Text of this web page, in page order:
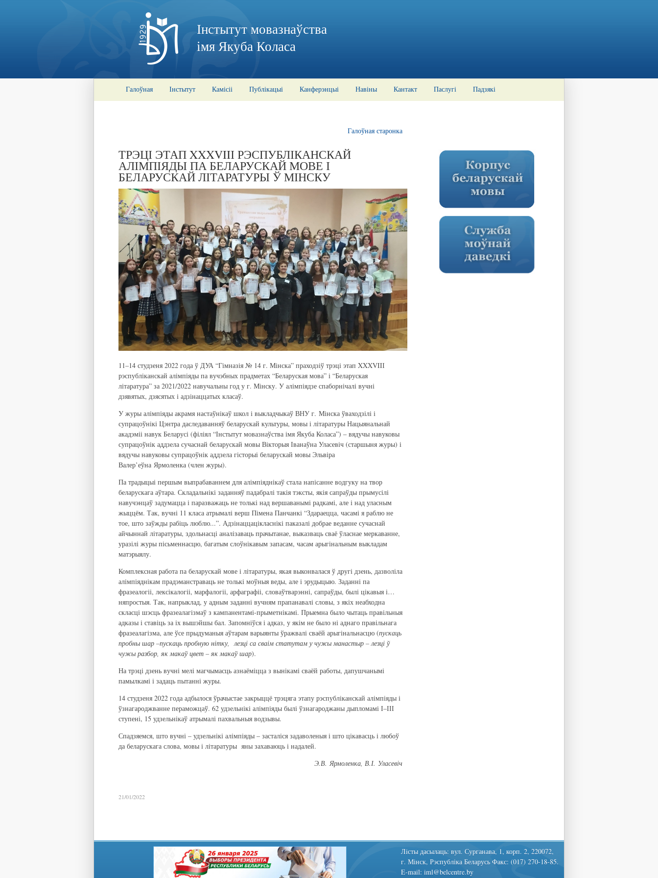
Інстытут мовазнаўства
імя Якуба Коласа
Галоўная Інстытут Камісіі Публікацыі Канферэнцыі Навіны Кантакт Паслугі Падзякі
Галоўная старонка
ТРЭЦІ ЭТАП XXXVIIІ РЭСПУБЛІКАНСКАЙ
АЛІМПІЯДЫ ПА БЕЛАРУСКАЙ МОВЕ І
БЕЛАРУСКАЙ ЛІТАРАТУРЫ Ў МІНСКУ
11–14 студзеня 2022 года ў ДУА “Гімназія № 14 г. Мінска” праходзіў трэці этап XXXVIIІ
рэспубліканскай алімпіяды па вучэбных прадметах “Беларуская мова” і “Беларуская
літаратура” за 2021/2022 навучальны год у г. Мінску. У алімпіядзе спаборнічалі вучні
дзявятых, дзясятых і адзінаццатых класаў.
У журы алімпіяды акрамя настаўнікаў школ і выкладчыкаў ВНУ г. Мінска ўваходзілі і
супрацоўнікі Цэнтра даследаванняў беларускай культуры, мовы і літаратуры Нацыянальнай
акадэміі навук Беларусі (філіял “Інстытут мовазнаўства імя Якуба Коласа”) – вядучы навуковы
супрацоўнік аддзела сучаснай беларускай мовы Вікторыя Іванаўна Уласевіч (старшыня журы) і
вядучы навуковы супрацоўнік аддзела гісторыі беларускай мовы Эльвіра
Валер’еўна Ярмоленка (член журы).
Па традыцыі першым выпрабаваннем для алімпіяднікаў стала напісанне водгуку на твор
беларускага аўтара. Складальнікі заданняў падабралі такія тэксты, якія сапраўды прымусілі
навучэнцаў задумацца і паразважаць не толькі над вершаванымі радкамі, але і над уласным
жыццём. Так, вучні 11 класа атрымалі верш Пімена Панчанкі “Здараецца, часамі я раблю не
тое, што заўжды рабіць люблю...”. Адзінаццацікласнікі паказалі добрае веданне сучаснай
айчыннай літаратуры, здольнасці аналізаваць прачытанае, выказваць сваё ўласнае меркаванне,
уразілі журы пісьменнасцю, багатым слоўнікавым запасам, часам арыгінальным выкладам
матэрыялу.
Комплексная работа па беларускай мове і літаратуры, якая выконвалася ў другі дзень, дазволіла
алімпіяднікам прадэманстраваць не толькі моўныя веды, але і эрудыцыю. Заданні па
фразеалогіі, лексікалогіі, марфалогіі, арфаграфіі, словаўтварэнні, сапраўды, былі цікавыя і…
няпростыя. Так, напрыклад, у адным заданні вучням прапанавалі словы, з якіх неабходна
скласці шэсць фразеалагізмаў з кампанентамі-прыметнікамі. Прыемна было чытаць правільныя
адказы і ставіць за іх вышэйшы бал. Запомніўся і адказ, у якім не было ні аднаго правільнага
фразеалагізма, але ўсе прыдуманыя аўтарам варыянты ўражвалі сваёй арыгінальнасцю (пускаць
пробны шар –пускаць пробную нітку, лезці са сваім статутам у чужы манастыр – лезці ў
чужы разбор, як макаў цвет – як макаў шар).
На трэці дзень вучні мелі магчымасць азнаёміцца з вынікамі сваёй работы, дапушчанымі
памылкамі і задаць пытанні журы.
14 студзеня 2022 года адбылося ўрачыстае закрыццё трэцяга этапу рэспубліканскай алімпіяды і
ўзнагароджванне пераможцаў. 62 удзельнікі алімпіяды былі ўзнагароджаны дыпломамі І–ІІІ
ступені, 15 удзельнікаў атрымалі пахвальныя водзывы.
Спадзяемся, што вучні – удзельнікі алімпіяды – засталіся задаволеныя і што цікавасць і любоў
да беларускага слова, мовы і літаратуры яны захаваюць і надалей.
Э.В. Ярмоленка, В.І. Уласевіч
21/01/2022
Лiсты дасылаць: вул. Сурганава, 1, корп. 2, 220072,
г. Мінск, Рэспубліка Беларусь Факс: (017) 270-18-85.
E-mail: iml@belcentre.by